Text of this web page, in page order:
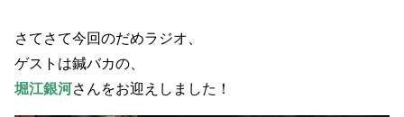
さてさて今回のだめラジオ、
ゲストは鍼バカの、
堀江銀河さんをお迎えしました ！